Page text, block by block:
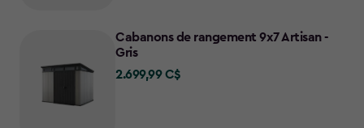
2.079,99
Cabanons de rangement 9x7 Artisan -
Gris
2.699,99
2.699,99 C$